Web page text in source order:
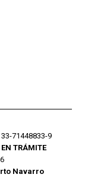
71448833-9
EN TRÁMITE
Navarro